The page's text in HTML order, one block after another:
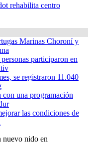
rehabilita centro
Marinas Choroní y
participaron en
se registraron 11.040
con una programación
las condiciones de